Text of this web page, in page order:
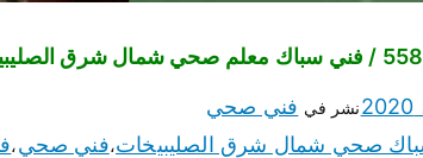
نشر في فني صحي
صحي شمال شرق الصليبيخات،فني صحي،